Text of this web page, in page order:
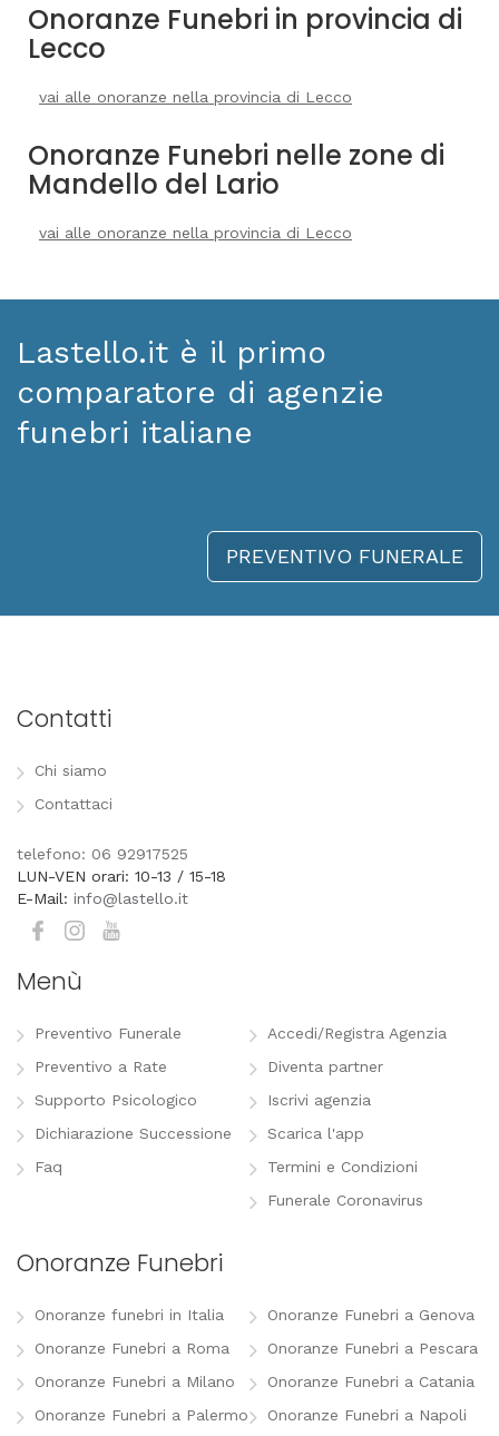
Onoranze Funebri in provincia di
Lecco
vai alle onoranze nella provincia di Lecco
Onoranze Funebri nelle zone di
Mandello del Lario
vai alle onoranze nella provincia di Lecco
Lastello.it è il primo
comparatore di agenzie
funebri italiane
PREVENTIVO FUNERALE
Contatti
Chi siamo
Contattaci
telefono: 06 92917525
LUN-VEN orari: 10-13 / 15-18
E-Mail: info@lastello.it
Menù
Preventivo Funerale
Preventivo a Rate
Supporto Psicologico
Dichiarazione Successione
Faq
Accedi/Registra Agenzia
Diventa partner
Iscrivi agenzia
Scarica l'app
Termini e Condizioni
Funerale Coronavirus
Onoranze Funebri
Onoranze funebri in Italia
Onoranze Funebri a Roma
Onoranze Funebri a Milano
Onoranze Funebri a Palermo
Onoranze Funebri a Genova
Onoranze Funebri a Pescara
Onoranze Funebri a Catania
Onoranze Funebri a Napoli